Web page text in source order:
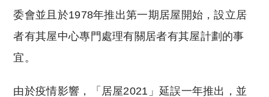
委會並且於1978年推出第一期居屋開始，設立居
者有其屋中心專門處理有關居者有其屋計劃的事
宜。
由於疫情影響，「居屋2021」延誤一年推出，並